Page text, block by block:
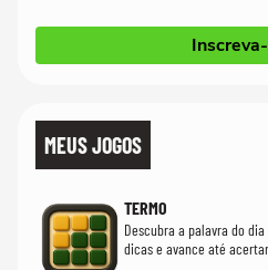
MEUS JOGOS
TERMO
Descubra a palavra do
dicas e avance até